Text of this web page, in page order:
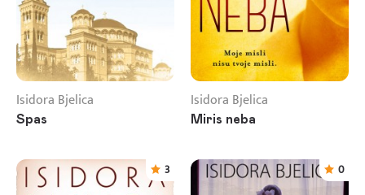
Isidora Bjelica
Spas
Isidora Bjelica
Miris neba
3 0